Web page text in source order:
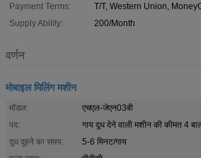
Payment Terms:
T/T, Western Union,
Supply Ability:
200/Month
वर्णन
मोबाइल मिलिंग मशीन
मॉडल:
एचएल-जेएन03बी
पद:
गाय दूध देने वाली मशीन की कीमत 4
दूध दुहने का समय:
5-6 मिनट/गाय